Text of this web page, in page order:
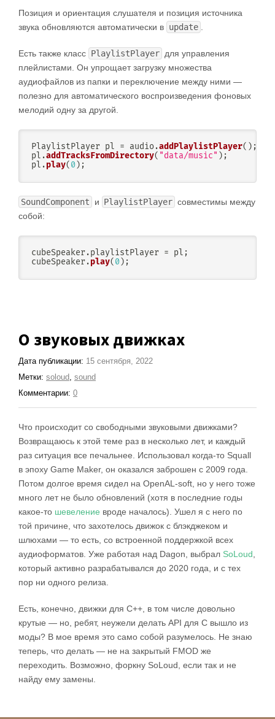
Позиция и ориентация слушателя и позиция источника
звука обновляются автоматически в update
Есть также класс PlaylistPlayer для управления
плейлистами. Он упрощает загрузку множества
аудиофайлов из папки и переключение между ними —
полезно для автоматического воспроизведения фоновых
мелодий одну за другой.
PlaylistPlayer pl = audio.addPlaylistPlayer( ) ;
pl .addTracksFromDirectory( "data/music" ) ;
pl .play( 0) ;
SoundComponent и PlaylistPlayer совместимы между
собой:
cubeSpeaker.playlistPlayer = pl ;
cubeSpeaker.play( 0) ;
О звуковых движках
Дата публикации: 15 сентября, 2022
Метки: soloud, sound
Комментарии: 0
Что происходит со свободными звуковыми движками?
Возвращаюсь к этой теме раз в несколько лет, и каждый
раз ситуация все печальнее. Использовал когда-то Squall
в эпоху Game Maker, он оказался заброшен с 2009 года.
Потом долгое время сидел на OpenAL-soft, но у него тоже
много лет не было обновлений (хотя в последние годы
какое-то шевеление вроде началось). Ушел я с него по
той причине, что захотелось движок с блэкджеком и
шлюхами — то есть, со встроенной поддержкой всех
аудиоформатов. Уже работая над Dagon, выбрал SoLoud
который активно разрабатывался до 2020 года, и с тех
пор ни одного релиза.
Есть, конечно, движки для C++, в том числе довольно
крутые — но, ребят, неужели делать API для C вышло из
моды? В мое время это само собой разумелось. Не знаю
теперь, что делать — не на закрытый FMOD же
переходить. Возможно, форкну SoLoud, если так и не
найду ему замены.